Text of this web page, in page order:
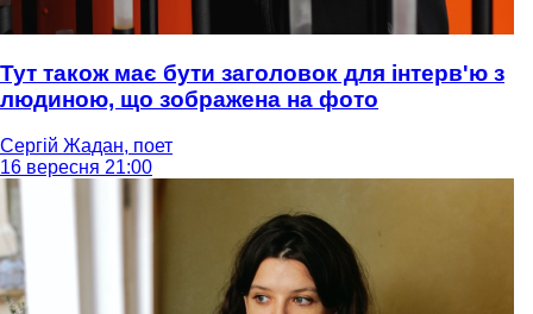
Тут також має бути заголовок для інтерв'ю з
людиною, що зображена на фото
Сергій Жадан, поет
16 вересня 21:00